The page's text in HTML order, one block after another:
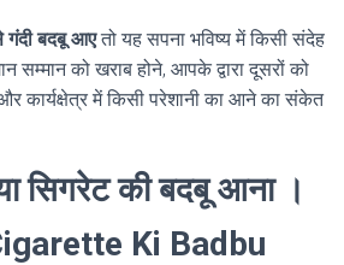
गंदी बदबू आएतो यह सपना भविष्य में किसी संदेह
सम्मान को खराब होने, आपके द्वारा दूसरों को
कार्यक्षेत्र में किसी परेशानी का आने का संकेत
सिगरेट की बदबू आना ।
Ki Badbu